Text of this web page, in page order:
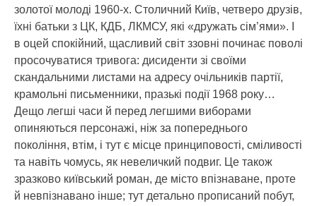
золотої молоді 1960-х. Столичний Київ, четверо друзів,
їхні батьки з ЦК, КДБ, ЛКМСУ, які «дружать сім’ями». І
в оцей спокійний, щасливий світ ззовні починає поволі
просочуватися тривога: дисиденти зі своїми
скандальними листами на адресу очільників партії,
крамольні письменники, празькі події 1968 року…
Дещо легші часи й перед легшими виборами
опиняються персонажі, ніж за попереднього
покоління, втім, і тут є місце принциповості, сміливості
та навіть чомусь, як невеличкий подвиг. Це також
зразково київський роман, де місто впізнаване, проте
й невпізнавано інше; тут детально прописаний побут,